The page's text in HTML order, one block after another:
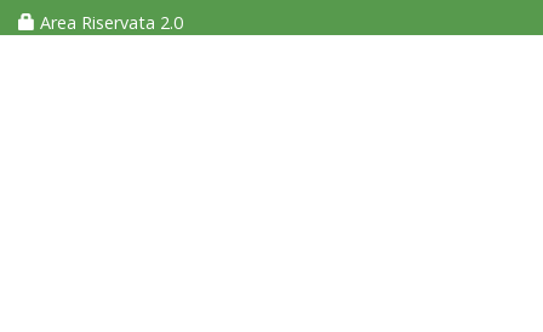
La formazione Uisp rallenta ma prosegue anche in estate
Area Riservata 2.0